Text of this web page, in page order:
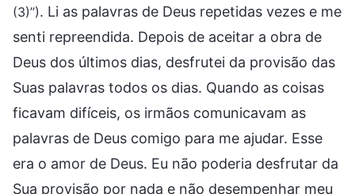
(3)”). Li as palavras de Deus repetidas vezes e me
senti repreendida. Depois de aceitar a obra de
Deus dos últimos dias, desfrutei da provisão das
Suas palavras todos os dias. Quando as coisas
ficavam difíceis, os irmãos comunicavam as
palavras de Deus comigo para me ajudar. Esse
era o amor de Deus. Eu não poderia desfrutar da
Sua provisão por nada e não desempenhar meu